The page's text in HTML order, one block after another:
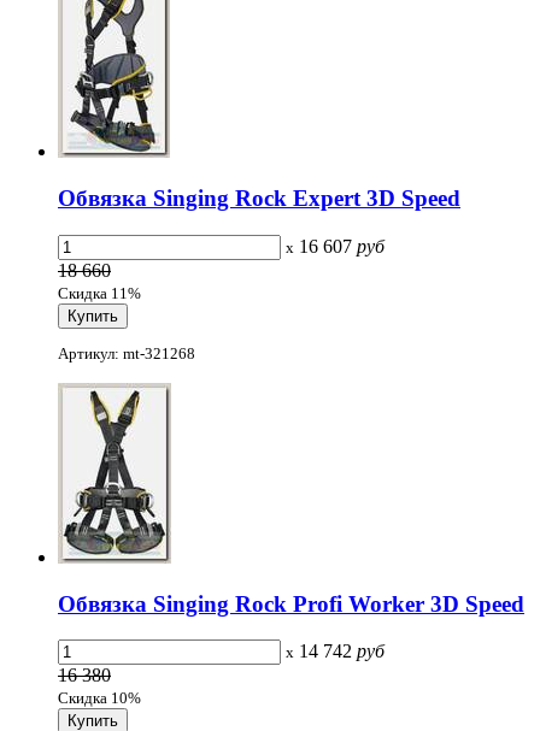
Обвязка Singing Rock Expert 3D Speed
x 16 607 руб
18 660
Скидка 11%
Артикул: mt-321268
Обвязка Singing Rock Profi Worker 3D Speed
x 14 742 руб
16 380
Скидка 10%